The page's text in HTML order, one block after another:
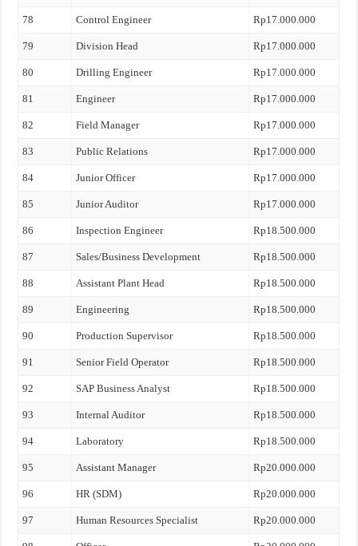
78 Control Engineer Rp17.000.000
79 Division Head Rp17.000.000
80 Drilling Engineer Rp17.000.000
81 Engineer Rp17.000.000
82 Field Manager Rp17.000.000
83 Public Relations Rp17.000.000
84 Junior Officer Rp17.000.000
85 Junior Auditor Rp17.000.000
86 Inspection Engineer Rp18.500.000
87 Sales/Business Development Rp18.500.000
88 Assistant Plant Head Rp18.500.000
89 Engineering Rp18.500.000
90 Production Supervisor Rp18.500.000
91 Senior Field Operator Rp18.500.000
92 SAP Business Analyst Rp18.500.000
93 Internal Auditor Rp18.500.000
94 Laboratory Rp18.500.000
95 Assistant Manager Rp20.000.000
96 HR (SDM) Rp20.000.000
97 Human Resources Specialist Rp20.000.000